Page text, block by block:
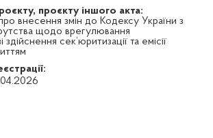
проєкту іншого акта:
внесення змін до Кодексу України з
щодо врегулювання
здійснення сек’юритизації та емісії